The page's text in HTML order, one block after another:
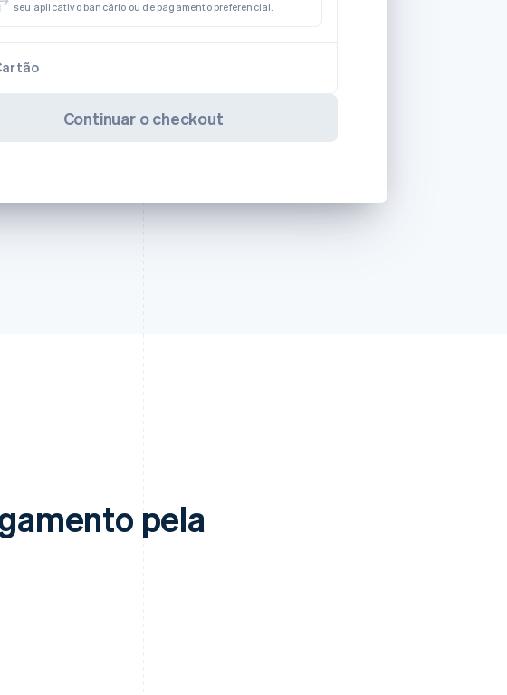
seu aplicativo bancário ou de pagamento preferencial.
Continuar o checkout
pela